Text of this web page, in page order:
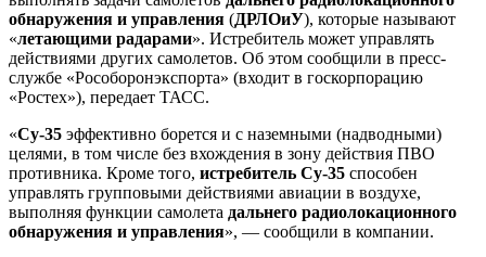
обнаружения и управления (ДРЛОиУ), которые называют
«летающими радарами». Истребитель может управлять
действиями других самолетов. Об этом сообщили в пресс-
службе «Рособоронэкспорта» (входит в госкорпорацию
«Ростех»), передает ТАСС.
«Су-35 эффективно борется и с наземными (надводными)
целями, в том числе без вхождения в зону действия ПВО
противника. Кроме того, истребитель Су-35 способен
управлять групповыми действиями авиации в воздухе,
выполняя функции самолета дальнего радиолокационного
обнаружения и управления», — сообщили в компании.